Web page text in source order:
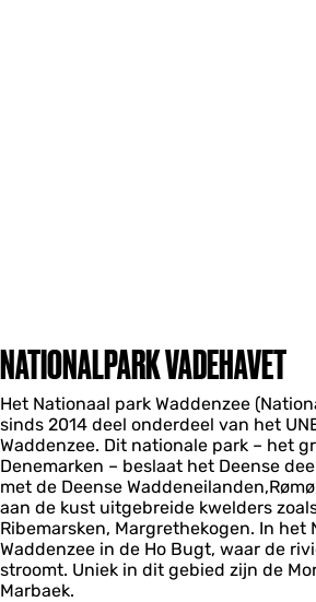
NATIONALPARK VADEHAVET
Het Nationaal park Waddenzee
sinds 2014 deel onderdeel van het
Waddenzee. Dit nationale park – het
Denemarken – beslaat het Deense
met de Deense
aan de kust uitgebreide kwelders
Ribemarsken, Margrethekogen. In het
Waddenzee in de Ho Bugt, waar de
stroomt. Uniek in dit gebied zijn de
Marbaek.